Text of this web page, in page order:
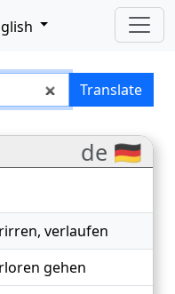
Translate
de 🇩🇪
, verlaufen
gehen